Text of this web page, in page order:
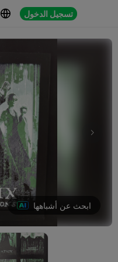
 تسجيل الدخول
 
ابحث عن أشباهها